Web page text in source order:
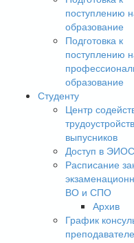
поступлению
образование
Подготовка к
поступлению
образование
Студенту
Центр
выпусников
Доступ в ЭИОС
Расписание
ВО и СПО
Архив
График